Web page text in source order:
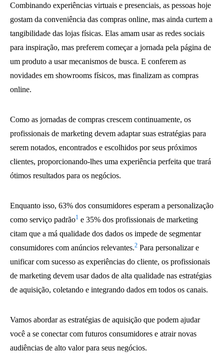
Combinando experiências virtuais e presenciais, as pessoas hoje
gostam da conveniência das compras online, mas ainda curtem a
tangibilidade das lojas físicas. Elas amam usar as redes sociais
para inspiração, mas preferem começar a jornada pela página de
um produto a usar mecanismos de busca. E conferem as
novidades em showrooms físicos, mas finalizam as compras
online.
Como as jornadas de compras crescem continuamente, os
profissionais de marketing devem adaptar suas estratégias para
serem notados, encontrados e escolhidos por seus próximos
clientes, proporcionando-lhes uma experiência perfeita que trará
ótimos resultados para os negócios.
Enquanto isso, 63% dos consumidores esperam a personalização
como serviço padrão1 e 35% dos profissionais de marketing
citam que a má qualidade dos dados os impede de segmentar
consumidores com anúncios relevantes.2 Para personalizar e
unificar com sucesso as experiências do cliente, os profissionais
de marketing devem usar dados de alta qualidade nas estratégias
de aquisição, coletando e integrando dados em todos os canais.
Vamos abordar as estratégias de aquisição que podem ajudar
você a se conectar com futuros consumidores e atrair novas
audiências de alto valor para seus negócios.